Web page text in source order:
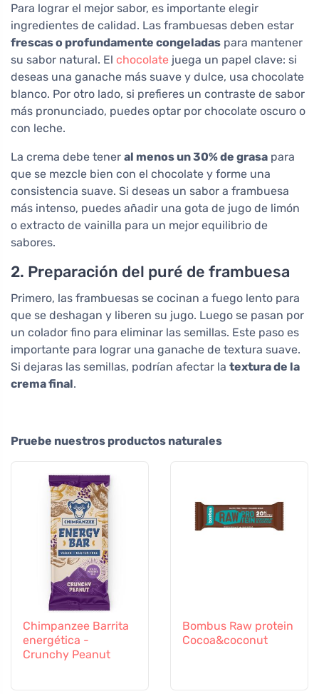
Para lograr el mejor sabor, es importante elegir
ingredientes de calidad. Las frambuesas deben estar
frescas o profundamente congeladas para mantener
su sabor natural. El chocolate juega un papel clave: si
deseas una ganache más suave y dulce, usa chocolate
blanco. Por otro lado, si prefieres un contraste de sabor
más pronunciado, puedes optar por chocolate oscuro o
con leche.
La crema debe tener al menos un 30% de grasa para
que se mezcle bien con el chocolate y forme una
consistencia suave. Si deseas un sabor a frambuesa
más intenso, puedes añadir una gota de jugo de limón
o extracto de vainilla para un mejor equilibrio de
sabores.
2. Preparación del puré de frambuesa
Primero, las frambuesas se cocinan a fuego lento para
que se deshagan y liberen su jugo. Luego se pasan por
un colador fino para eliminar las semillas. Este paso es
importante para lograr una ganache de textura suave.
Si dejaras las semillas, podrían afectar la textura de la
crema final.
Pruebe nuestros productos naturales
Chimpanzee Barrita
energética -
Crunchy Peanut
Bombus Raw protein
Cocoa&coconut